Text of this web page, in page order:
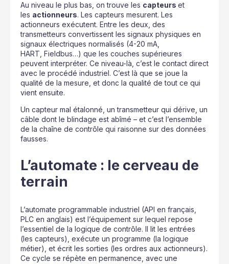
Au niveau le plus bas, on trouve les capteurs et
les actionneurs. Les capteurs mesurent. Les
actionneurs exécutent. Entre les deux, des
transmetteurs convertissent les signaux physiques en
signaux électriques normalisés (4-20 mA,
HART, Fieldbus…) que les couches supérieures
peuvent interpréter. Ce niveau-là, c’est le contact direct
avec le procédé industriel. C’est là que se joue la
qualité de la mesure, et donc la qualité de tout ce qui
vient ensuite.
Un capteur mal étalonné, un transmetteur qui dérive, un
câble dont le blindage est abîmé – et c’est l’ensemble
de la chaîne de contrôle qui raisonne sur des données
fausses.
L’automate : le cerveau de
terrain
L’automate programmable industriel (API en français,
PLC en anglais) est l’équipement sur lequel repose
l’essentiel de la logique de contrôle. Il lit les entrées
(les capteurs), exécute un programme (la logique
métier), et écrit les sorties (les ordres aux actionneurs).
Ce cycle se répète en permanence, avec une